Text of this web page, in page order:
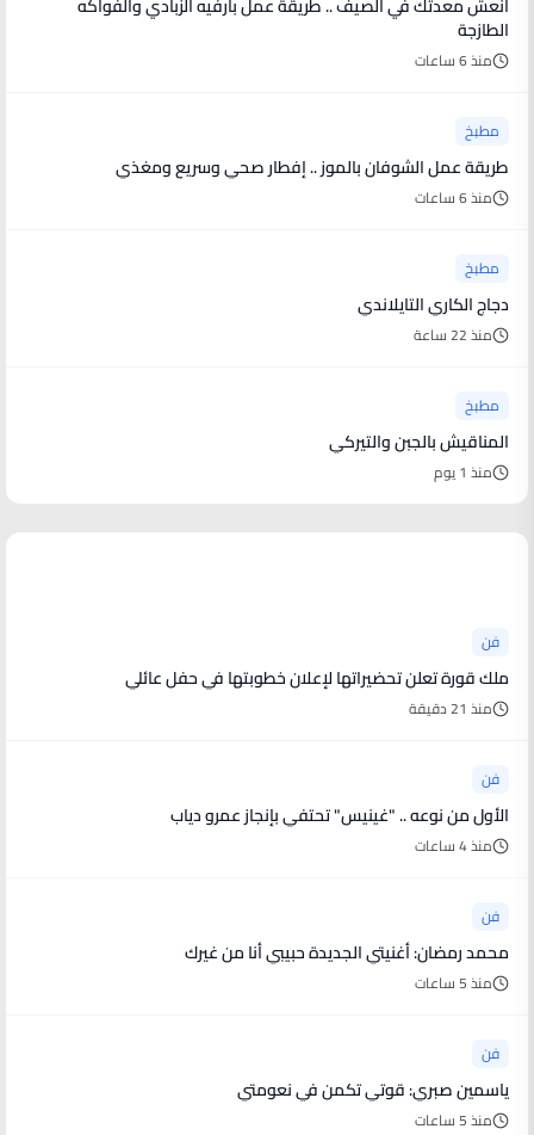
الطازجة
منذ 6 ساعات
مطبخ
طريقة عمل الشوفان بالموز .. إفطار صحي وسريع ومغذي
منذ 6 ساعات
مطبخ
دجاج الكاري التايلاندي
منذ 22 ساعة
مطبخ
المناقيش بالجبن والتيركي
منذ 1 يوم
فن
ملك قورة تعلن تحضيراتها لإعلان خطوبتها في حفل عائلي
منذ 21 دقيقة
فن
الأول من نوعه .. "غينيس" تحتفي بإنجاز عمرو دياب
منذ 4 ساعات
فن
محمد رمضان: أغنيتي الجديدة حبيبي أنا من غيرك
منذ 5 ساعات
فن
ياسمين صبري: قوتي تكمن في نعومتي
منذ 5 ساعات